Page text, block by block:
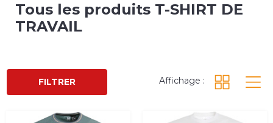
Tous les produits T-SHIRT DE
TRAVAIL
FILTRER Affichage :